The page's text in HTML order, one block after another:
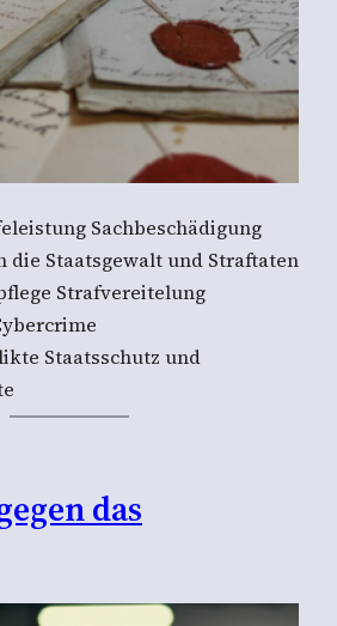
Sachbeschädigung
die Staatsgewalt und Straftaten
Strafvereitelung
Staatsschutz und
das